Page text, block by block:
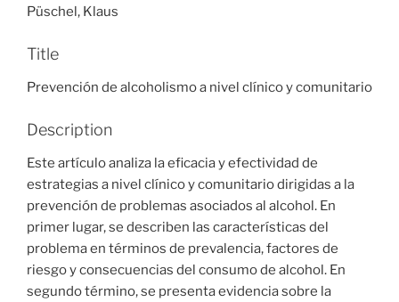
Püschel, Klaus
Title
Prevención de alcoholismo a nivel clínico y comunitario
Description
Este artículo analiza la eficacia y efectividad de
estrategias a nivel clínico y comunitario dirigidas a la
prevención de problemas asociados al alcohol. En
primer lugar, se describen las características del
problema en términos de prevalencia, factores de
riesgo y consecuencias del consumo de alcohol. En
segundo término, se presenta evidencia sobre la